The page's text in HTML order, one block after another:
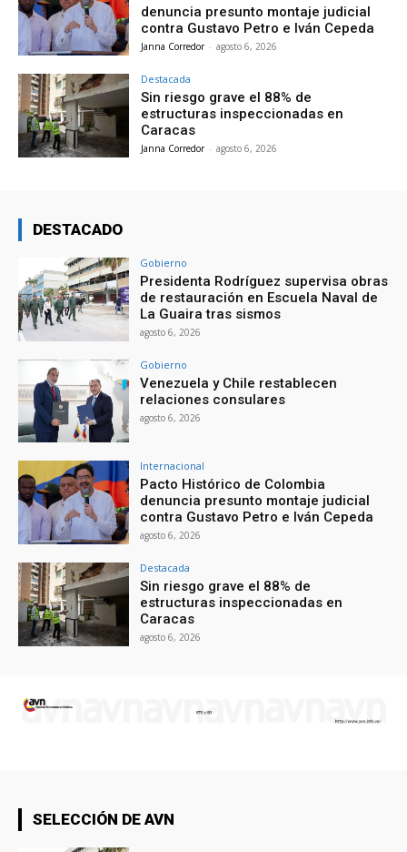
denuncia presunto montaje judicial
contra Gustavo Petro e Iván Cepeda
Janna Corredor - agosto 6, 2026
Destacada
Sin riesgo grave el 88% de
estructuras inspeccionadas en
Caracas
Janna Corredor - agosto 6, 2026
DESTACADO
Gobierno
Presidenta Rodríguez supervisa obras
de restauración en Escuela Naval de
La Guaira tras sismos
agosto 6, 2026
Gobierno
Venezuela y Chile restablecen
relaciones consulares
agosto 6, 2026
Internacional
Pacto Histórico de Colombia
denuncia presunto montaje judicial
contra Gustavo Petro e Iván Cepeda
agosto 6, 2026
Destacada
Sin riesgo grave el 88% de
estructuras inspeccionadas en
Caracas
agosto 6, 2026
SELECCIÓN DE AVN